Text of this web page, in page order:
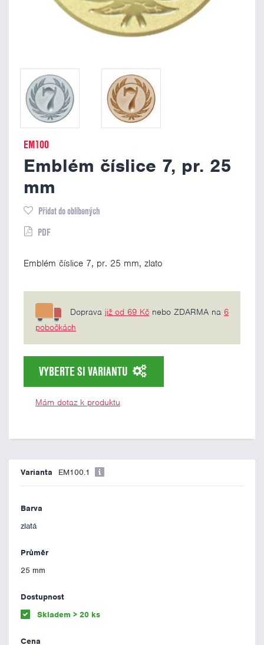
EM100
Emblém číslice 7, pr. 25
mm
Přidat do oblíbených
PDF
Emblém číslice 7, pr. 25 mm, zlato
Doprava již od 69 Kč nebo ZDARMA na 6
pobočkách
VYBERTE SI VARIANTU
Mám dotaz k produktu
EM100.1
zlatá
25 mm
Skladem > 20 ks